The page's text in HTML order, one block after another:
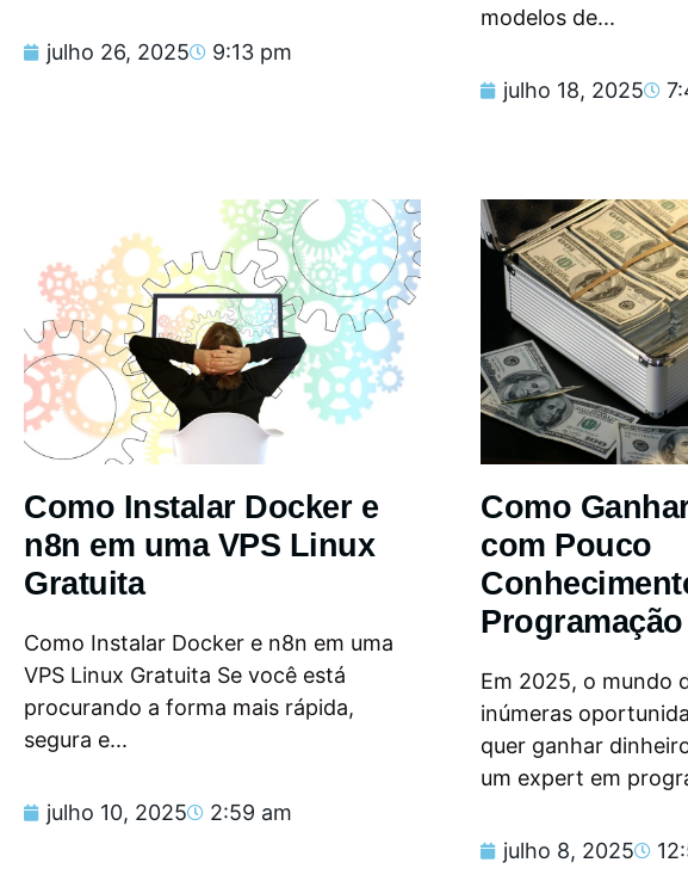
julho 26, 2025 9:13 pm
modelos de...
julho 18, 2025
Como Instalar Docker e
n8n em uma VPS Linux
Gratuita
Como Instalar Docker e n8n em uma
VPS Linux Gratuita Se você está
procurando a forma mais rápida,
segura e...
julho 10, 2025 2:59 am
Como
com Pouco
Programação
Em 2025, o mundo
inúmeras
quer ganhar
um expert em
julho 8, 2025